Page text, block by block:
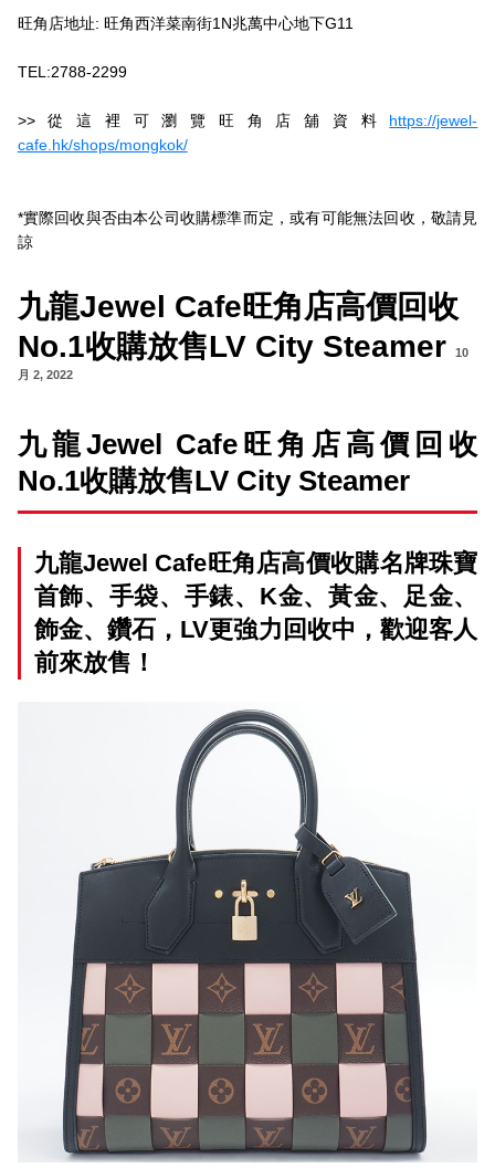
旺角店地址: 旺角西洋菜南街1N兆萬中心地下G11
TEL:2788-2299
>>從這裡可瀏覽旺角店舖資料 https://jewel-
cafe.hk/shops/mongkok/
*實際回收與否由本公司收購標準而定，或有可能無法回收，敬請見
諒
九龍Jewel Cafe旺角店高價回收
No.1收購放售LV City Steamer
10
月 2, 2022
九龍Jewel Cafe旺角店高價回收
No.1收購放售LV City Steamer
九龍Jewel Cafe旺角店高價收購名牌珠寶
首飾、手袋、手錶、K金、黃金、足金、
飾金、鑽石，LV更強力回收中，歡迎客人
前來放售！